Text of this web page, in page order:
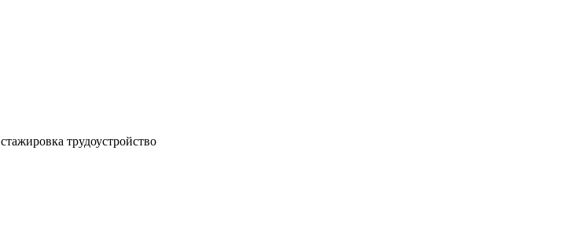
стажировка трудоустройство